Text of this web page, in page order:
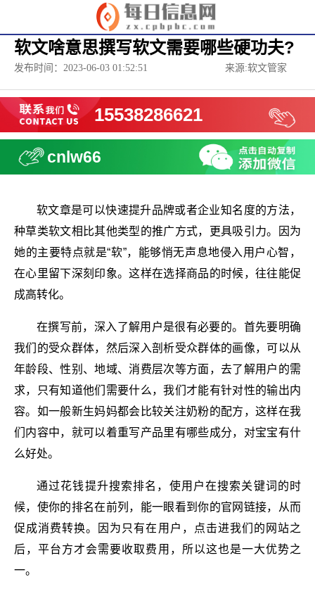
软文啥意思撰写软文需要哪些硬功夫?
发布时间：2023-06-03 01:52:51 来源:软文管家
15538286621
cnlw66
软文章是可以快速提升品牌或者企业知名度的方法，
种草类软文相比其他类型的推广方式，更具吸引力。因为
她的主要特点就是“软”，能够悄无声息地侵入用户心智，
在心里留下深刻印象。这样在选择商品的时候，往往能促
成高转化。
在撰写前，深入了解用户是很有必要的。首先要明确
我们的受众群体，然后深入剖析受众群体的画像，可以从
年龄段、性别、地域、消费层次等方面，去了解用户的需
求，只有知道他们需要什么，我们才能有针对性的输出内
容。如一般新生妈妈都会比较关注奶粉的配方，这样在我
们内容中，就可以着重写产品里有哪些成分，对宝宝有什
么好处。
通过花钱提升搜索排名，使用户在搜索关键词的时
候，使你的排名在前列，能一眼看到你的官网链接，从而
促成消费转换。因为只有在用户，点击进我们的网站之
后，平台方才会需要收取费用，所以这也是一大优势之
一。